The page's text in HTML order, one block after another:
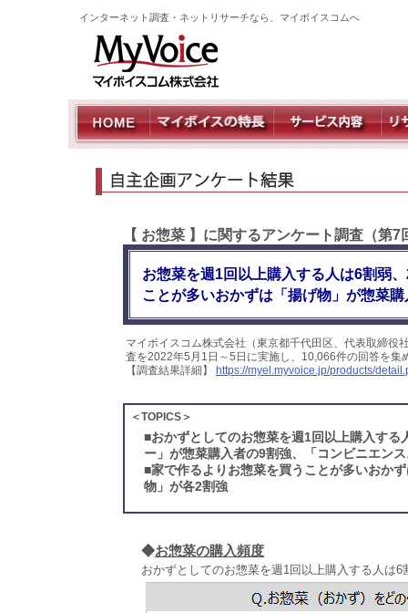
インターネット調査・ネットリサーチなら、マイボイスコムへ
【 お惣菜 】に関するアンケート調査（第7
お惣菜を週1回以上購入する人は6割弱
ことが多いおかずは「揚げ物」が惣菜
マイボイスコム株式会社（東京都千代田区、代表取締
査を2022年5月1日～5日に実施し、10,066件の回答を集
【調査結果詳細】
https://myel.myvoice.jp/products/
＜TOPICS＞
■おかずとしてのお惣菜を週1回以上購入す
ー」が惣菜購入者の9割強、「コンビニエン
■家で作るよりお惣菜を買うことが多いおか
物」が各2割強
◆お惣菜の購入頻度
おかずとしてのお惣菜を週1回以上購入する人は